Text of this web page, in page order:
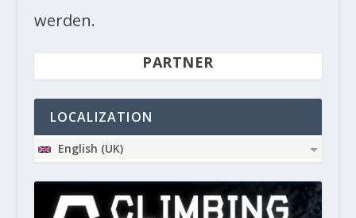
werden.
PARTNER
LOCALIZATION
English (UK)